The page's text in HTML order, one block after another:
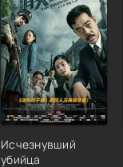
Исчезнувший
убийца